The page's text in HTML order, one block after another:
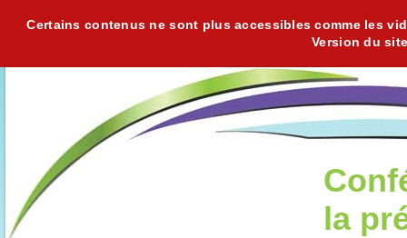
Certains contenus ne sont plus accessibles comme les
Version du
la